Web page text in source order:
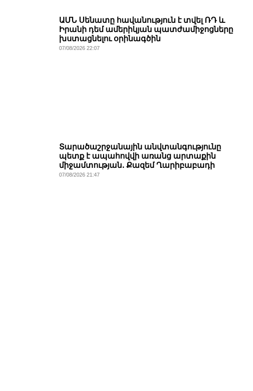
ԱՄՆ Սենատը հավանություն է տվել ՌԴ և
Իրանի դեմ ամերիկյան պատժամիջոցները
խստացնելու օրինագծին
07/08/2026 22:07
Տարածաշրջանային անվտանգությունը
պետք է ապահովվի առանց արտաքին
միջամտության․ Քազեմ Ղարիբաբադի
07/08/2026 21:47